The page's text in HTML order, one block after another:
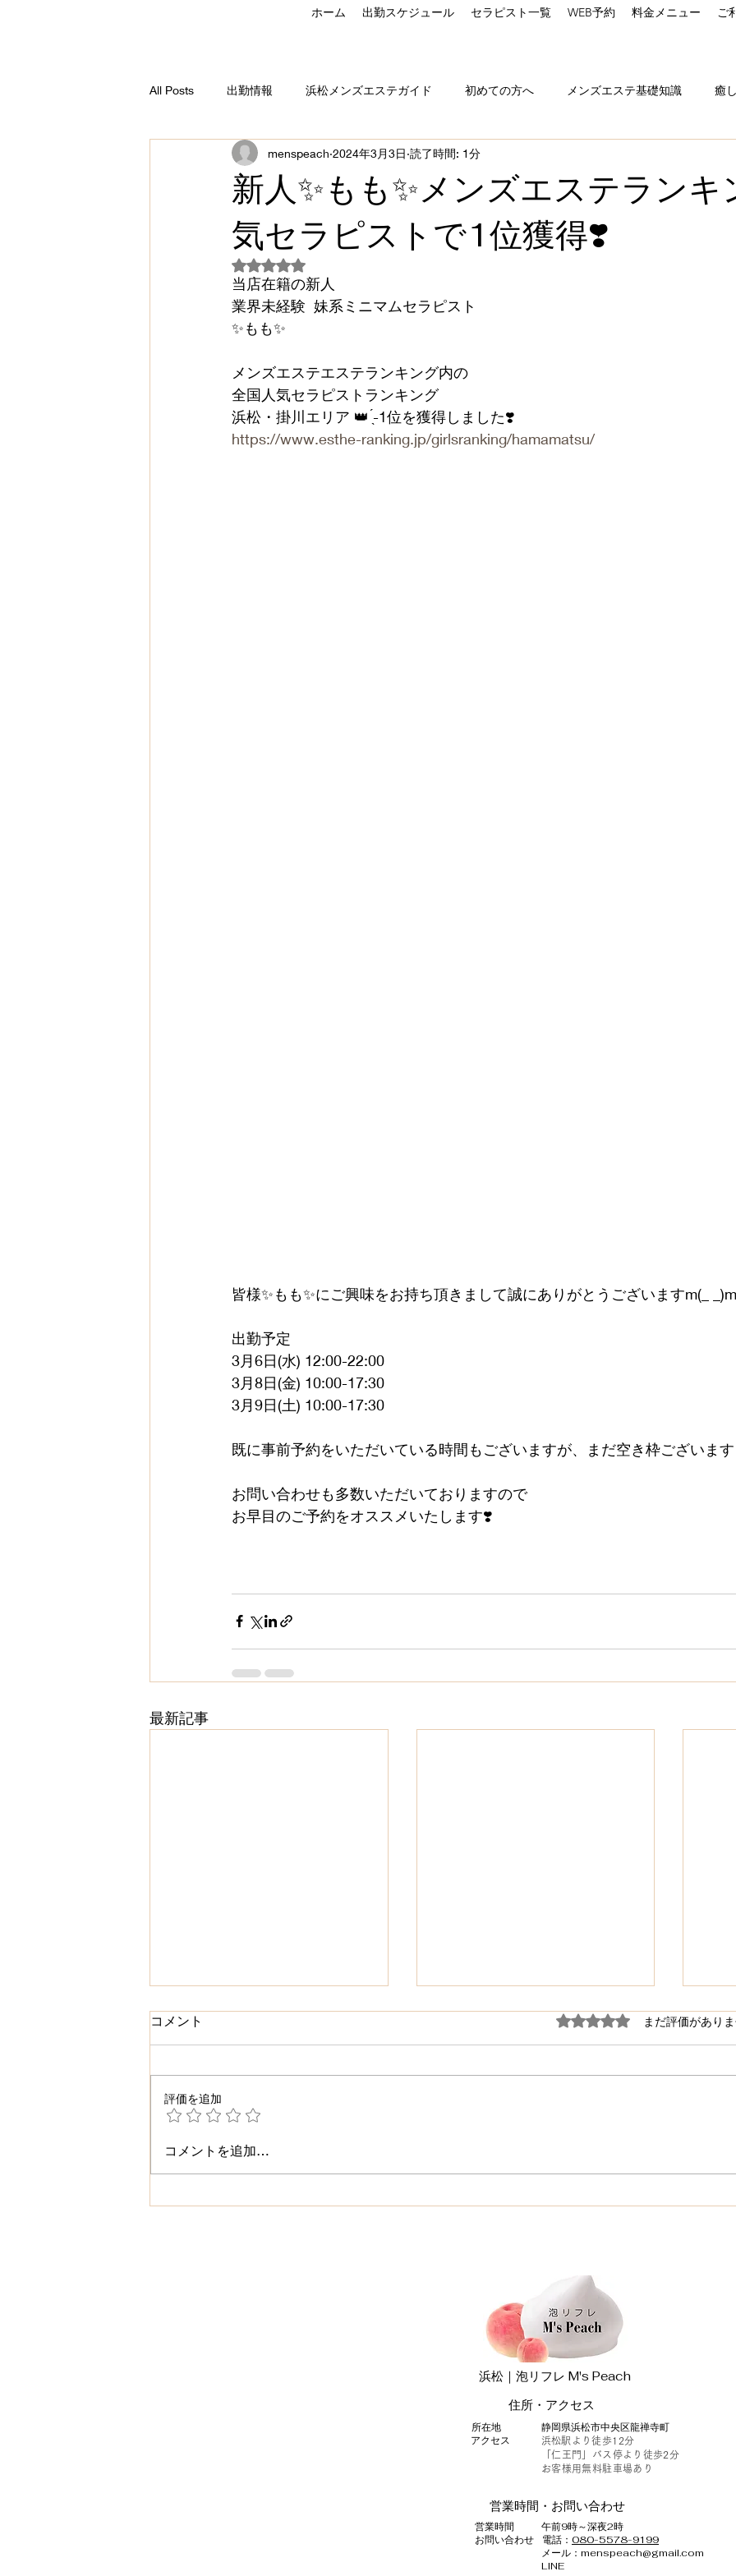
ホーム 出勤スケジュール セラピスト一覧 WEB予約 料金メニュー ご
All Posts 出勤情報 浜松メンズエステガイド 初めての方へ メンズエステ基礎知識 癒
セラピストコラム M'sPeachからのお知らせ 料金・コース案内
新人✨もも✨メンズエステランキ
気セラピストで1位獲得❣️
menspeach 2024年3月3日 読了時間: 1分
5つ星のうちNaNと評価されています。
当店在籍の新人
業界未経験  妹系ミニマムセラピスト
✨もも✨
メンズエステエステランキング内の
全国人気セラピストランキング
浜松・掛川エリア 👑 ̖́-‬1位を獲得しました❣️
https://www.esthe-ranking.jp/girlsranking/hamamatsu/
皆様✨もも✨にご興味をお持ち頂きまして誠にありがとうございますm(_ _)m
出勤予定
3月6日(水) 12:00-22:00
3月8日(金) 10:00-17:30
3月9日(土) 10:00-17:30
既に事前予約をいただいている時間もございますが、まだ空き枠ございま
お問い合わせも多数いただいておりますので
お早目のご予約をオススメいたします❣️
最新記事
新人ひより(27)｜新人割
コメント 5つ星のうち0と評価され
まだ評価があり
評価を追加
コメントを追加…
浜松｜泡リフレ M's Peach
​住所・アクセス
​所在地
アクセス
​静岡県浜松市中央区龍禅寺町
​浜松駅より徒歩12分
「仁王門」バス停より徒歩2分
お客様用無料駐車場あり
営業時間・お問い合わせ
​営業時間
​お問い合わせ
午前9時～深夜2時
電話： 080-5578-9199
​メール： menspeach@gmail.com
LINE